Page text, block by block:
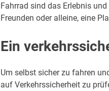
Fahrrad sind das Erlebnis
Freunden oder alleine, eine
Ein
Um selbst sicher zu fahren
auf Verkehrssicherheit zu